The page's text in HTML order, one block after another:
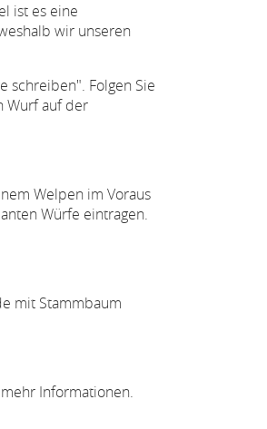
ist es eine
wir unseren
schreiben". Folgen Sie
Wurf auf der
Welpen im Voraus
Würfe eintragen.
mit Stammbaum
Informationen.